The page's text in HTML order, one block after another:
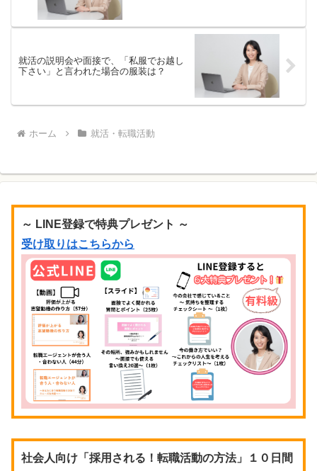
就活の説明会や面接で、「私服でお越し
下さい」と言われた場合の服装は？
ホーム 就活・転職活動
～ LINE登録で特典プレゼント ～
受け取りはこちらから
社会人向け「採用される！転職活動の方法」１０日間